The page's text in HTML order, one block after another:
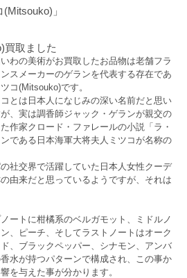
」
買取ました
わの美術がお買取したお品物は老舗フラ
スメーカーのゲランを代表する存在であ
コ(Mitsouko)です。
コとは日本人になじみの深い名前だと思い
が、実は調香師ジャック・ゲランが親交の
作家クロード・ファレールの小説「ラ・
である日本海軍大将夫人ミツコが名称の
社交界で活躍していた日本人女性クーデ
由来だと思っているようですが、それは
ートに柑橘系のベルガモット、ミドルノ
、ピーチ、そしてラストノートはオーク
、ブラックペッパー、シナモン、アンバ
水が持つパターンで構成され、この事か
を与えた事が分かります。